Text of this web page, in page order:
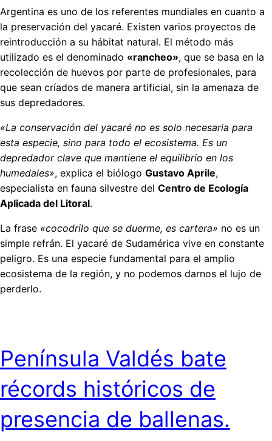
Argentina es uno de los referentes mundiales en cuanto a
la preservación del yacaré. Existen varios proyectos de
reintroducción a su hábitat natural. El método más
utilizado es el denominado «rancheo», que se basa en la
recolección de huevos por parte de profesionales, para
que sean críados de manera artificial, sin la amenaza de
sus depredadores.
«La conservación del yacaré no es solo necesaria para
esta especie, sino para todo el ecosistema. Es un
depredador clave que mantiene el equilibrio en los
humedales», explica el biólogo Gustavo Aprile,
especialista en fauna silvestre del Centro de Ecología
Aplicada del Litoral.
La frase «cocodrilo que se duerme, es cartera» no es un
simple refrán. El yacaré de Sudamérica vive en constante
peligro. Es una especie fundamental para el amplio
ecosistema de la región, y no podemos darnos el lujo de
perderlo.
Península Valdés bate
récords históricos de
presencia de ballenas.